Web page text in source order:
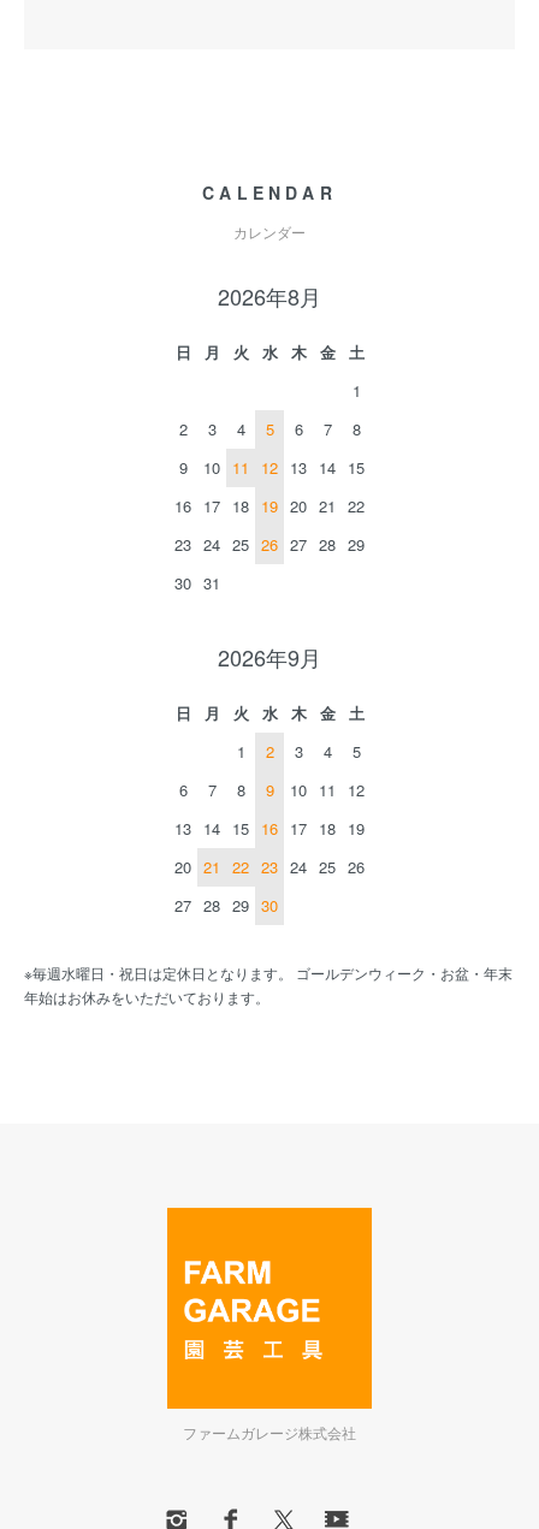
CALENDAR
カレンダー
2026年8月
日 月 火 水 木 金
土
1
2
3 4 5 6 7
8
9
10 11 12 13 14 15
16 17 18 19 20 21
22
23 24 25 26 27 28 29
30 31
2026年9月
日 月 火 水 木 金
土
1
2 3 4
5
6
7 8 9 10 11
12
13 14 15 16 17 18 19
20 21 22 23 24 25 26
27 28 29 30
※毎週水曜日・祝日は定休日となります。 ゴールデンウィーク・お盆・年末
年始はお休みをいただいております。
ファームガレージ株式会社